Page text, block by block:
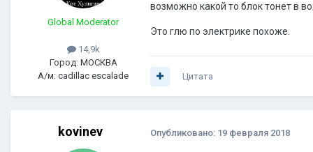
Global Moderator
14,9k
Город: МОСКВА
А/м: cadillac escalade
возможно какой то блок тонет в
Это глю по электрике похоже.
Цитата
kovinev Опубликовано: 19 февраля 2018